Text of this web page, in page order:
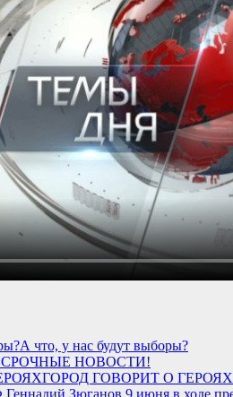
А что, у нас будут выборы?
СРОЧНЫЕ НОВОСТИ!
ГОРОД ГОВОРИТ О ГЕРОЯХ